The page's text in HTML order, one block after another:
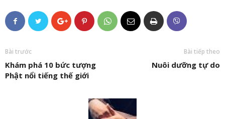
Bài trước
Khám phá 10 bức tượng
Phật nổi tiếng thế giới
Bài tiếp theo
Nuôi dưỡng tự do